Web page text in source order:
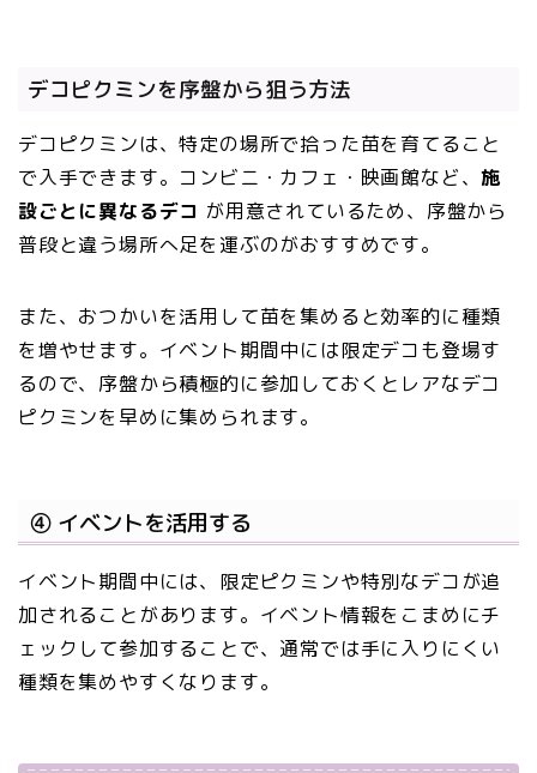
デコピクミンを序盤から狙う方法
デコピクミンは、特定の場所で拾った苗を育てること
で入手できます。コンビニ・カフェ・映画館など、施
設ごとに異なるデコ が用意されているため、序盤から
普段と違う場所へ足を運ぶのがおすすめです。
また、おつかいを活用して苗を集めると効率的に種類
を増やせます。イベント期間中には限定デコも登場す
るので、序盤から積極的に参加しておくとレアなデコ
ピクミンを早めに集められます。
④ イベントを活用する
イベント期間中には、限定ピクミンや特別なデコが追
加されることがあります。イベント情報をこまめにチ
ェックして参加することで、通常では手に入りにくい
種類を集めやすくなります。